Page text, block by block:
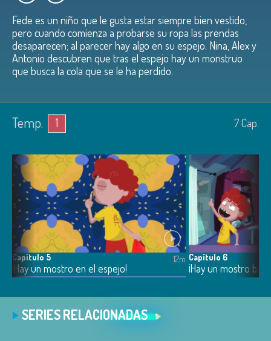
Fede es un niño que le gusta estar siempre bien vestido,
pero cuando comienza a probarse su ropa las prendas
desaparecen; al parecer hay algo en su espejo. Nina, Alex y
Antonio descubren que tras el espejo hay un monstruo
que busca la cola que se le ha perdido.
Temp. 1 7Cap.
Capítulo 5
¡Hay un mostro en el espejo!
12m Capítulo 6
¡Hay un mostro
SERIES RELACIONADAS